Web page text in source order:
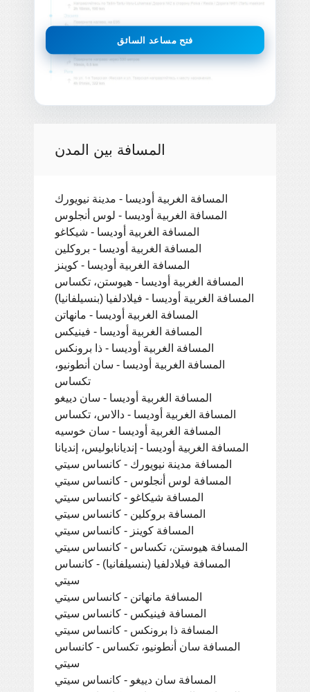
فتح مساعد السائق
المسافة بين المدن
المسافة الغربية أوديسا - مدينة نيويورك
المسافة الغربية أوديسا - لوس أنجلوس
المسافة الغربية أوديسا - شيكاغو
المسافة الغربية أوديسا - بروكلين
المسافة الغربية أوديسا - كوينز
المسافة الغربية أوديسا - هيوستن، تكساس
المسافة الغربية أوديسا - فيلادلفيا (بنسيلفانيا)
المسافة الغربية أوديسا - مانهاتن
المسافة الغربية أوديسا - فينيكس
المسافة الغربية أوديسا - ذا برونكس
المسافة الغربية أوديسا - سان أنطونيو،
تكساس
المسافة الغربية أوديسا - سان دييغو
المسافة الغربية أوديسا - دالاس، تكساس
المسافة الغربية أوديسا - سان خوسيه
المسافة الغربية أوديسا - إنديانابوليس، إنديانا
المسافة مدينة نيويورك - كانساس سيتي
المسافة لوس أنجلوس - كانساس سيتي
المسافة شيكاغو - كانساس سيتي
المسافة بروكلين - كانساس سيتي
المسافة كوينز - كانساس سيتي
المسافة هيوستن، تكساس - كانساس سيتي
المسافة فيلادلفيا (بنسيلفانيا) - كانساس
سيتي
المسافة مانهاتن - كانساس سيتي
المسافة فينيكس - كانساس سيتي
المسافة ذا برونكس - كانساس سيتي
المسافة سان أنطونيو، تكساس - كانساس
سيتي
المسافة سان دييغو - كانساس سيتي